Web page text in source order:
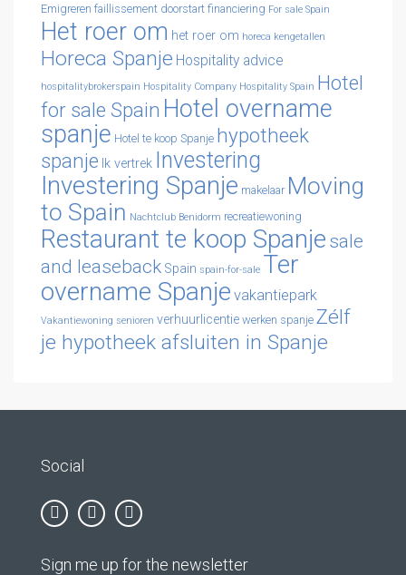
Emigreren faillissement doorstart financiering For sale Spain
Het roer om het roer om horeca kengetallen
Horeca Spanje Hospitality advice
hospitalitybrokerspain Hospitality Company Hospitality Spain Hotel
for sale Spain Hotel overname
spanje Hotel te koop Spanje hypotheek
spanje Ik vertrek Investering
Investering Spanje makelaar Moving
to Spain Nachtclub Benidorm recreatiewoning
Restaurant te koop Spanje sale
and leaseback Spain spain-for-sale Ter
overname Spanje vakantiepark
Vakantiewoning senioren verhuurlicentie werken spanje Zélf
je hypotheek afsluiten in Spanje
Social
Sign me up for the newsletter